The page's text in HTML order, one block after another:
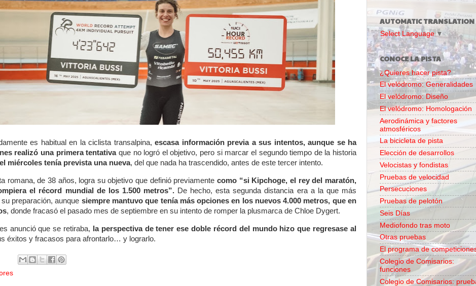
es habitual en la ciclista transalpina, escasa información previa a sus intentos, aunque se ha
realizó una primera tentativaque no logró el objetivo, pero si marcar el segundo tiempo de la historia
miércoles tenía prevista una nueva, del que nada ha trascendido, antes de este tercer intento.
romana, de 38 años, logra su objetivo que definió previamentecomo “si Kipchoge, el rey del maratón,
el récord mundial de los 1.500 metros”.De hecho, esta segunda distancia era a la que más
preparación, aunque siempre mantuvo que tenía más opciones en los nuevos 4.000 metros, que en
, donde fracasó el pasado mes de septiembre en su intento de romper la plusmarca de Chloe Dygert.
anunció que se retiraba, la perspectiva de tener ese doble récord del mundo hizo que regresase al
éxitos y fracasos para afrontarlo… y lograrlo.
AUTOMATIC TRANSLATION
Select Language ▼
CONOCE LA PISTA
¿Quieres hacer pista?
El velódromo: Generalidades
El velódromo: Diseño
El velódromo: Homologación
Aerodinámica y factores
atmosféricos
La bicicleta de pista
Elección de desarrollos
Velocistas y fondistas
Pruebas de velocidad
Persecuciones
Pruebas de pelotón
Seis Días
Mediofondo tras moto
Otras pruebas
El programa de
Colegio de Comisarios:
funciones
Colegio de Comisarios: